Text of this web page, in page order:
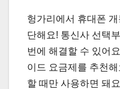
헝가리에서 휴대폰
단해요! 통신사 선택
번에 해결할 수 있어
이드 요금제를 추천
할 때만 사용하면 돼